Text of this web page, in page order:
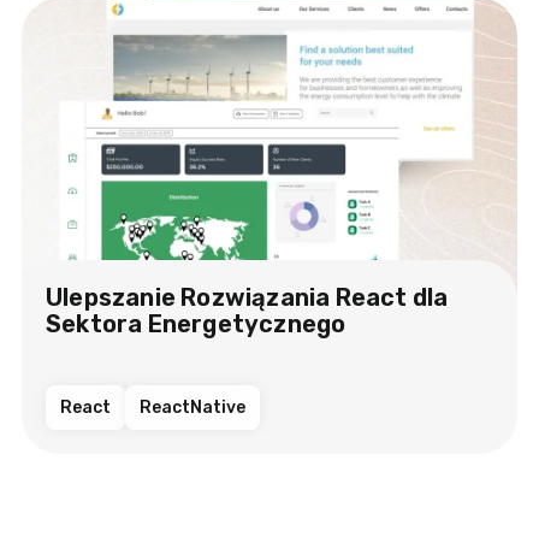
Ulepszanie Rozwiązania React dla
Sektora Energetycznego
React ReactNative